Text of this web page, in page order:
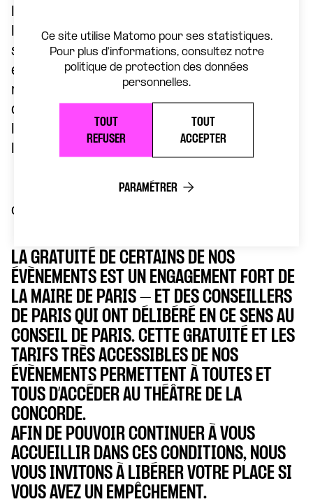
la veille et la stratégie au ministère de
l’Europe et des Affaires étrangères, au
sein de la Direction de la communication
et de la presse. Dans ce rôle, il est
responsable de la veille informationnelle,
de la communication stratégique et de la
lutte contre les manipulations de
l’information.
crédit photo : Getty Images
LA GRATUITÉ DE CERTAINS DE NOS
ÉVÈNEMENTS EST UN ENGAGEMENT FORT DE
LA MAIRE DE PARIS – ET DES CONSEILLERS
DE PARIS QUI ONT DÉLIBÉRÉ EN CE SENS AU
CONSEIL DE PARIS. CETTE GRATUITÉ ET LES
TARIFS TRÈS ACCESSIBLES DE NOS
ÉVÈNEMENTS PERMETTENT À TOUTES ET
TOUS D’ACCÉDER AU THÉÂTRE DE LA
CONCORDE.
AFIN DE POUVOIR CONTINUER À VOUS
ACCUEILLIR DANS CES CONDITIONS, NOUS
VOUS INVITONS À LIBÉRER VOTRE PLACE SI
VOUS AVEZ UN EMPÊCHEMENT.
Ce site utilise Matomo pour ses statistiques.
Pour plus d'informations, consultez notre
politique de protection des données
personnelles.
TOUT
REFUSER
TOUT
ACCEPTER
PARAMÉTRER